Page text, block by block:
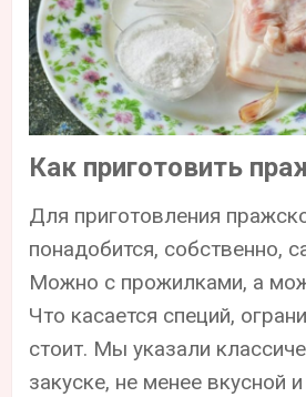
Как приготовить
Для приготовления
понадобится, собственно,
Можно с прожилками, а
Что касается специй,
стоит. Мы указали
закуске, не менее вкусной